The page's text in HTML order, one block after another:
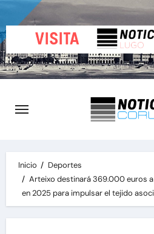
al
contenido
Inicio
Deportes
Arteixo destinará 369.000 euros
en 2025 para impulsar el tejido